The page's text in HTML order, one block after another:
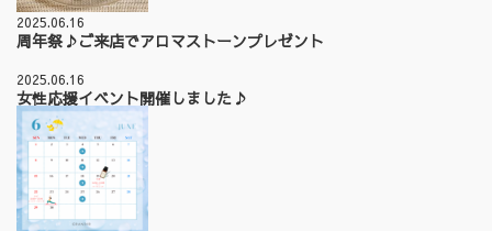
2025.06.16
周年祭♪ご来店でアロマストーンプレゼント
2025.06.16
女性応援イベント開催しました♪